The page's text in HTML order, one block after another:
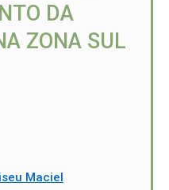
DA
ZONA SUL
Maciel